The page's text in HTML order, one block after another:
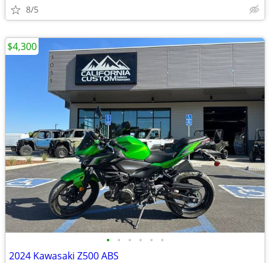
8/5
• • • • • •
2024 Kawasaki Z500 ABS
$4,300